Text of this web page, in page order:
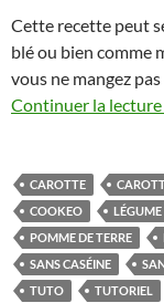
Cette recette peut
blé ou bien comme
vous ne mangez
Continuer la lecture
CAROTTE
COOKEO
LÉGUME
POMME DE TERRE
SANS CASÉINE
TUTO
TUTORIEL